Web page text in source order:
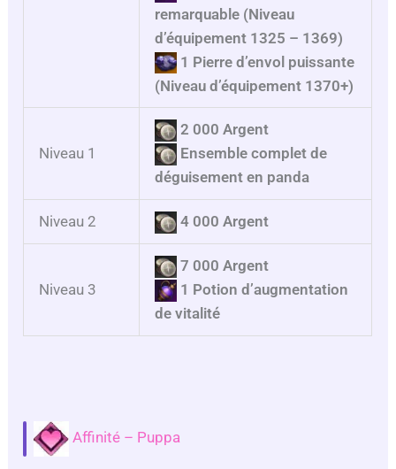
remarquable (Niveau
d’équipement 1325 – 1369)
1 Pierre d’envol puissante
(Niveau d’équipement 1370+)
Niveau 1
2 000 Argent
Ensemble complet de
déguisement en panda
Niveau 2 4 000 Argent
Niveau 3
7 000 Argent
1 Potion d’augmentation
de vitalité
Affinité – Puppa